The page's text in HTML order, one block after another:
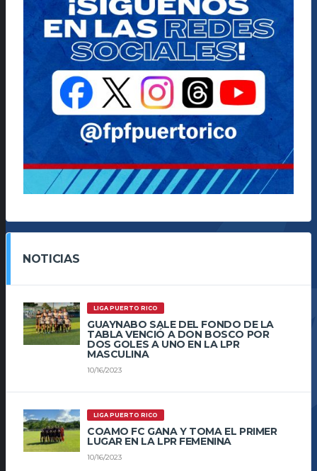
NOTICIAS
LIGA PUERTO RICO
GUAYNABO SALE DEL FONDO DE LA
TABLA VENCIÓ A DON BOSCO POR
DOS GOLES A UNO EN LA LPR
MASCULINA
10/16/2023
LIGA PUERTO RICO
COAMO FC GANA Y TOMA EL PRIMER
LUGAR EN LA LPR FEMENINA
10/16/2023